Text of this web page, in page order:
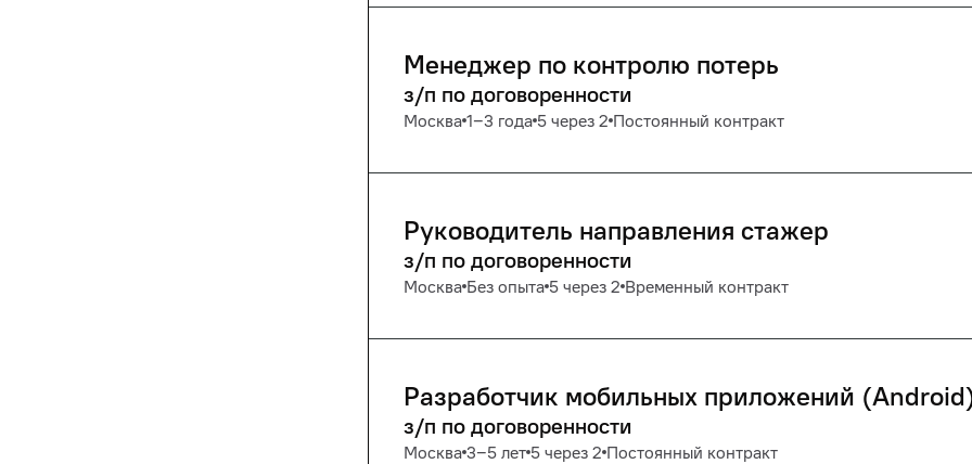
Менеджер по контролю потерь
з/п по договоренности
Москва 1‒3 года 5 через 2 Постоянный контракт
Руководитель направления стажер
з/п по договоренности
Москва Без опыта 5 через 2 Временный контракт
Разработчик мобильных приложений
з/п по договоренности
Москва 3‒5 лет 5 через 2 Постоянный контракт